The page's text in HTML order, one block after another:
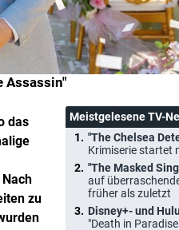
Assassin"
das
zu
Meistgelesene TV-
"The Chelsea
Krimiserie startet
"The Masked
auf
früher als zuletzt
Disney+- und
"Death in